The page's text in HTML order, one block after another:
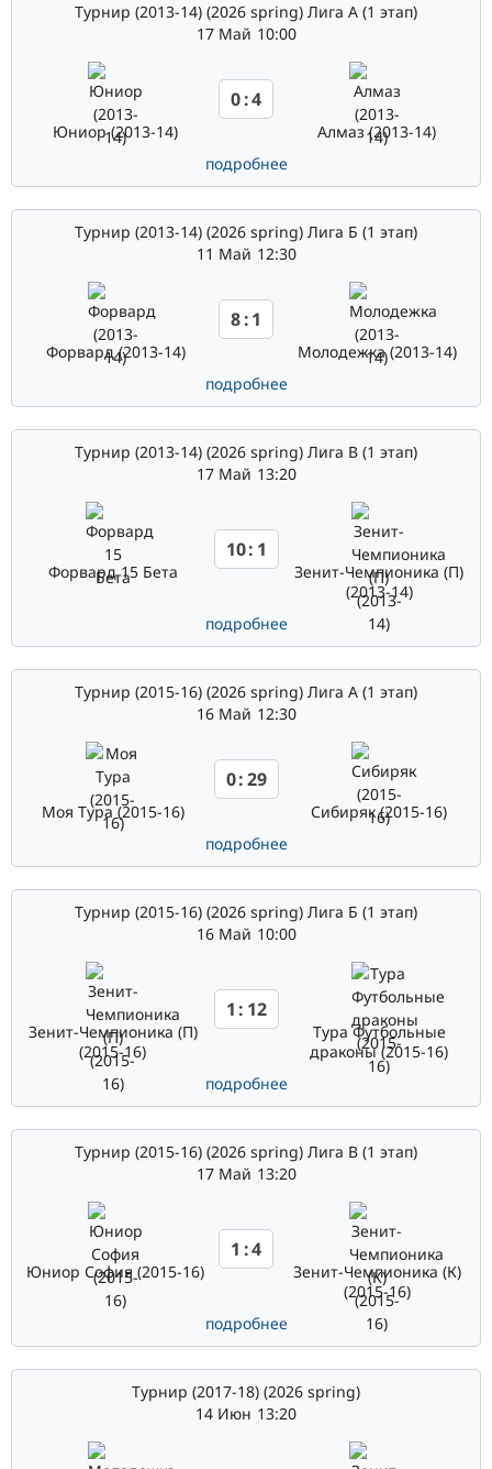
Турнир (2013-14) (2026 spring) Лига А (1 этап)
17 Май 10:00
Юниор (2013-14)
0:4
Алмаз (2013-14)
подробнее
Турнир (2013-14) (2026 spring) Лига Б (1 этап)
11 Май 12:30
Форвард (2013-14)
8:1
Молодежка (2013-14)
подробнее
Турнир (2013-14) (2026 spring) Лига В (1 этап)
17 Май 13:20
Форвард 15 Бета
10: 1
Зенит-Чемпионика (П)
(2013-14)
подробнее
Турнир (2015-16) (2026 spring) Лига А (1 этап)
16 Май 12:30
Моя Тура (2015-16)
0:29
Сибиряк (2015-16)
подробнее
Турнир (2015-16) (2026 spring) Лига Б (1 этап)
16 Май 10:00
Зенит-Чемпионика (П)
(2015-16)
1 : 12
Тура Футбольные
драконы (2015-16)
подробнее
Турнир (2015-16) (2026 spring) Лига В (1 этап)
17 Май 13:20
Юниор София (2015-16)
1 :4
Зенит-Чемпионика (К)
(2015-16)
подробнее
Турнир (2017-18) (2026 spring)
14 Июн 13:20